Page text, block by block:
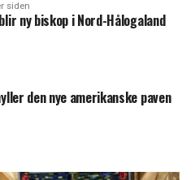
siden
ny biskop i Nord-Hålogaland
den nye amerikanske paven